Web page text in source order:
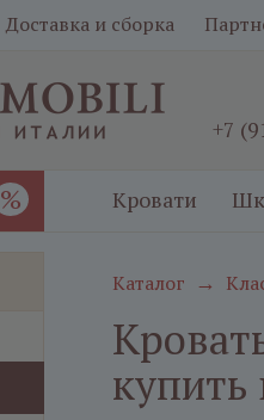
Доставка и сборка
+7
% Кровати
Каталог →
купить